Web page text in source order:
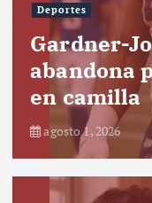
Deportes
Gardner-
abandona
en camilla
agosto 1, 2026